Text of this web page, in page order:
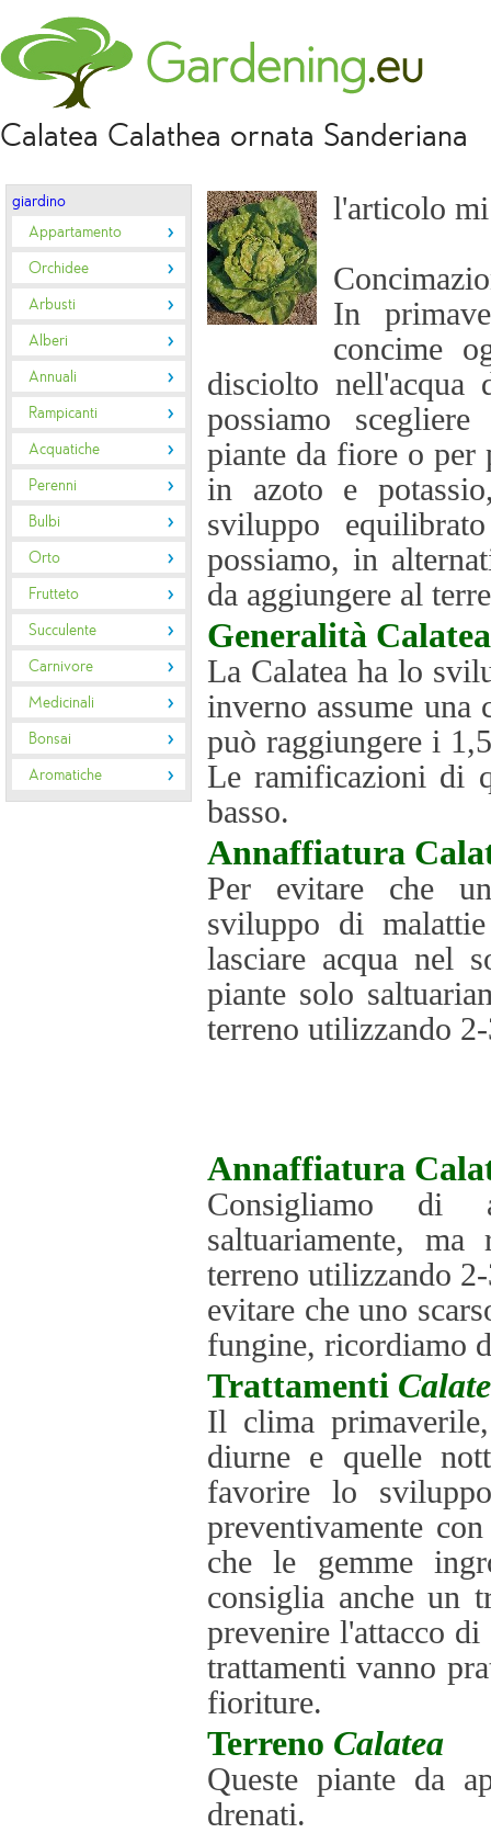
Calatea Calathea ornata Sanderiana
giardino
Appartamento
Orchidee
Arbusti
Alberi
Annuali
Rampicanti
Acquatiche
Perenni
Bulbi
Orto
Frutteto
Succulente
Carnivore
Medicinali
Bonsai
Aromatiche
l'articolo
In
concime
disciolto nell'acqua
possiamo
piante da fiore o per
in azoto e
sviluppo
possiamo, in
da aggiungere al
Generalità Calatea
La Calatea ha lo
inverno assume una
può raggiungere i
Le ramificazioni di
basso.
Annaffiatura
Per evitare che
sviluppo di
lasciare acqua nel
piante solo
terreno utilizzando
Annaffiatura
Consigliamo di
saltuariamente,
terreno utilizzando
evitare che uno
fungine, ricordiamo
Trattamenti
Il clima
diurne e quelle
favorire lo
preventivamente
che le gemme
consiglia anche un
prevenire l'attacco
trattamenti vanno
fioriture.
Terreno Calatea
Queste piante da
drenati.